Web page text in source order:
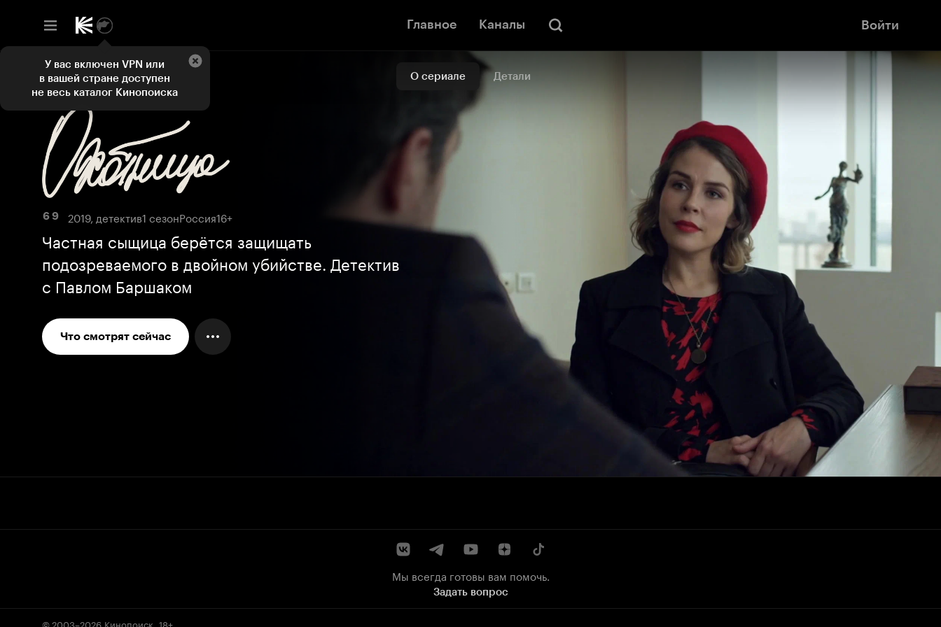
Главное Каналы Войти
О сериале Детали
6 9 2019, детектив1 сезонРоссия16+
Частная сыщица берётся защищать
подозреваемого в двойном убийстве. Детектив
с Павлом Баршаком
Что смотрят сейчас
Мы всегда готовы вам помочь.
Задать вопрос
© 2003–2026 Кинопоиск 18+
У вас включен VPN или
в вашей стране доступен
не весь каталог Кинопоиска